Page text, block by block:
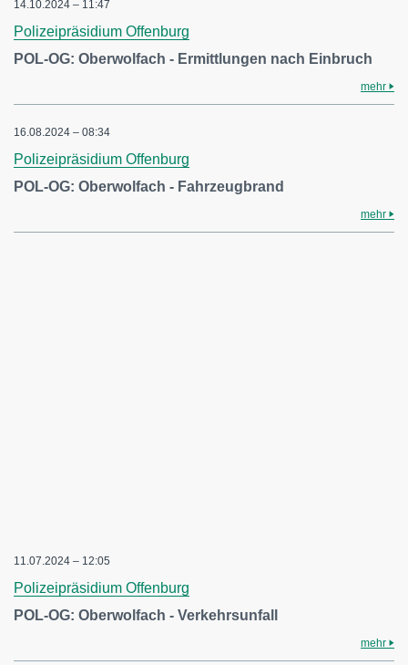
14.10.2024 – 11:47
Polizeipräsidium Offenburg
POL-OG: Oberwolfach - Ermittlungen nach Einbruch
mehr
16.08.2024 – 08:34
Polizeipräsidium Offenburg
POL-OG: Oberwolfach - Fahrzeugbrand
mehr
11.07.2024 – 12:05
Polizeipräsidium Offenburg
POL-OG: Oberwolfach - Verkehrsunfall
mehr